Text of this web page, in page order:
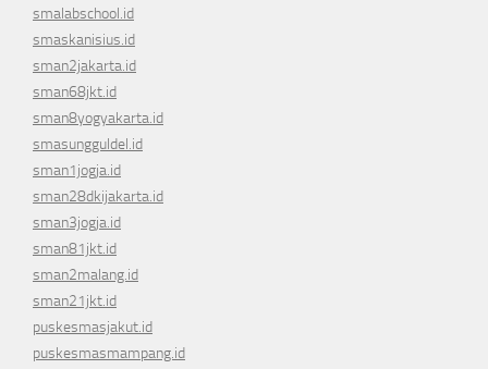
smalabschool.id
smaskanisius.id
sman2jakarta.id
sman68jkt.id
sman8yogyakarta.id
smasungguldel.id
sman1jogja.id
sman28dkijakarta.id
sman3jogja.id
sman81jkt.id
sman2malang.id
sman21jkt.id
puskesmasjakut.id
puskesmasmampang.id